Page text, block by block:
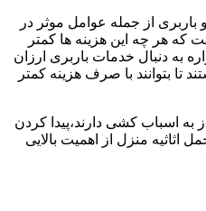
از جمله عوامل موثر در
که هر چه این هزینه ها کمتر
به دنبال خدمات باربری ارزان
تا بتوانند با صرف هزینه کمتر
به اسباب کشی دارند،پیدا کردن
منزل از اهمیت بالایی